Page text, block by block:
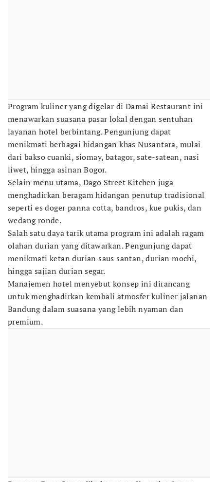
Program kuliner yang digelar di Damai Restaurant ini
menawarkan suasana pasar lokal dengan sentuhan
layanan hotel berbintang. Pengunjung dapat
menikmati berbagai hidangan khas Nusantara, mulai
dari bakso cuanki, siomay, batagor, sate-satean, nasi
liwet, hingga asinan Bogor.
Selain menu utama, Dago Street Kitchen juga
menghadirkan beragam hidangan penutup tradisional
seperti es doger panna cotta, bandros, kue pukis, dan
wedang ronde.
Salah satu daya tarik utama program ini adalah ragam
olahan durian yang ditawarkan. Pengunjung dapat
menikmati ketan durian saus santan, durian mochi,
hingga sajian durian segar.
Manajemen hotel menyebut konsep ini dirancang
untuk menghadirkan kembali atmosfer kuliner jalanan
Bandung dalam suasana yang lebih nyaman dan
premium.